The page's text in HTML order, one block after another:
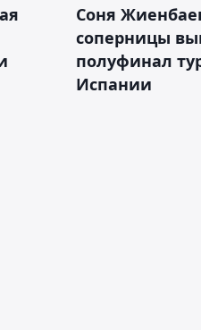
Соня
соперницы
полуфинал
Испании